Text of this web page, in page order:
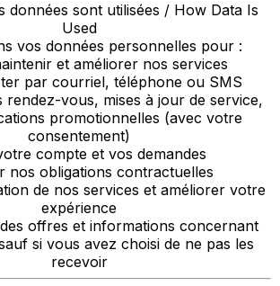
données sont utilisées / How Data Is
Used
vos données personnelles pour :
et améliorer nos services
par courriel, téléphone ou SMS
vous, mises à jour de service,
promotionnelles (avec votre
consentement)
compte et vos demandes
nos obligations contractuelles
de nos services et améliorer votre
expérience
offres et informations concernant
si vous avez choisi de ne pas les
recevoir